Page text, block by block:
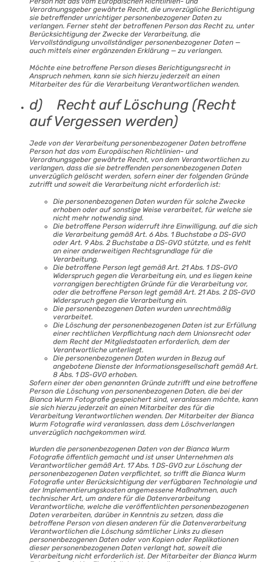
Verordnungsgeber gewährte Recht, die unverzügliche Berichtigung
sie betreffender unrichtiger personenbezogener Daten zu
verlangen. Ferner steht der betroffenen Person das Recht zu, unter
Berücksichtigung der Zwecke der Verarbeitung, die
Vervollständigung unvollständiger personenbezogener Daten —
auch mittels einer ergänzenden Erklärung — zu verlangen.
Möchte eine betroffene Person dieses Berichtigungsrecht in
Anspruch nehmen, kann sie sich hierzu jederzeit an einen
Mitarbeiter des für die Verarbeitung Verantwortlichen wenden.
d) Recht auf Löschung (Recht
auf Vergessen werden)
Jede von der Verarbeitung personenbezogener Daten betroffene
Person hat das vom Europäischen Richtlinien- und
Verordnungsgeber gewährte Recht, von dem Verantwortlichen zu
verlangen, dass die sie betreffenden personenbezogenen Daten
unverzüglich gelöscht werden, sofern einer der folgenden Gründe
zutrifft und soweit die Verarbeitung nicht erforderlich ist:
Die personenbezogenen Daten wurden für solche Zwecke
erhoben oder auf sonstige Weise verarbeitet, für welche sie
nicht mehr notwendig sind.
Die betroffene Person widerruft ihre Einwilligung, auf die sich
die Verarbeitung gemäß Art. 6 Abs. 1 Buchstabe a DS-GVO
oder Art. 9 Abs. 2 Buchstabe a DS-GVO stützte, und es fehlt
an einer anderweitigen Rechtsgrundlage für die
Verarbeitung.
Die betroffene Person legt gemäß Art. 21 Abs. 1 DS-GVO
Widerspruch gegen die Verarbeitung ein, und es liegen keine
vorrangigen berechtigten Gründe für die Verarbeitung vor,
oder die betroffene Person legt gemäß Art. 21 Abs. 2 DS-GVO
Widerspruch gegen die Verarbeitung ein.
Die personenbezogenen Daten wurden unrechtmäßig
verarbeitet.
Die Löschung der personenbezogenen Daten ist zur Erfüllung
einer rechtlichen Verpflichtung nach dem Unionsrecht oder
dem Recht der Mitgliedstaaten erforderlich, dem der
Verantwortliche unterliegt.
Die personenbezogenen Daten wurden in Bezug auf
angebotene Dienste der Informationsgesellschaft gemäß Art.
8 Abs. 1 DS-GVO erhoben.
Sofern einer der oben genannten Gründe zutrifft und eine betroffene
Person die Löschung von personenbezogenen Daten, die bei der
Bianca Wurm Fotografie gespeichert sind, veranlassen möchte, kann
sie sich hierzu jederzeit an einen Mitarbeiter des für die
Verarbeitung Verantwortlichen wenden. Der Mitarbeiter der Bianca
Wurm Fotografie wird veranlassen, dass dem Löschverlangen
unverzüglich nachgekommen wird.
Wurden die personenbezogenen Daten von der Bianca Wurm
Fotografie öffentlich gemacht und ist unser Unternehmen als
Verantwortlicher gemäß Art. 17 Abs. 1 DS-GVO zur Löschung der
personenbezogenen Daten verpflichtet, so trifft die Bianca Wurm
Fotografie unter Berücksichtigung der verfügbaren Technologie und
der Implementierungskosten angemessene Maßnahmen, auch
technischer Art, um andere für die Datenverarbeitung
Verantwortliche, welche die veröffentlichten personenbezogenen
Daten verarbeiten, darüber in Kenntnis zu setzen, dass die
betroffene Person von diesen anderen für die Datenverarbeitung
Verantwortlichen die Löschung sämtlicher Links zu diesen
personenbezogenen Daten oder von Kopien oder Replikationen
dieser personenbezogenen Daten verlangt hat, soweit die
Verarbeitung nicht erforderlich ist. Der Mitarbeiter der Bianca Wurm